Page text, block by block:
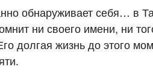
обнаруживает себя… в
ни своего имени, ни
долгая жизнь до этого